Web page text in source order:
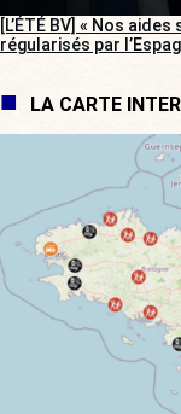
[L’ÉTÉ BV] « Nos
régularisés par
LA CARTE